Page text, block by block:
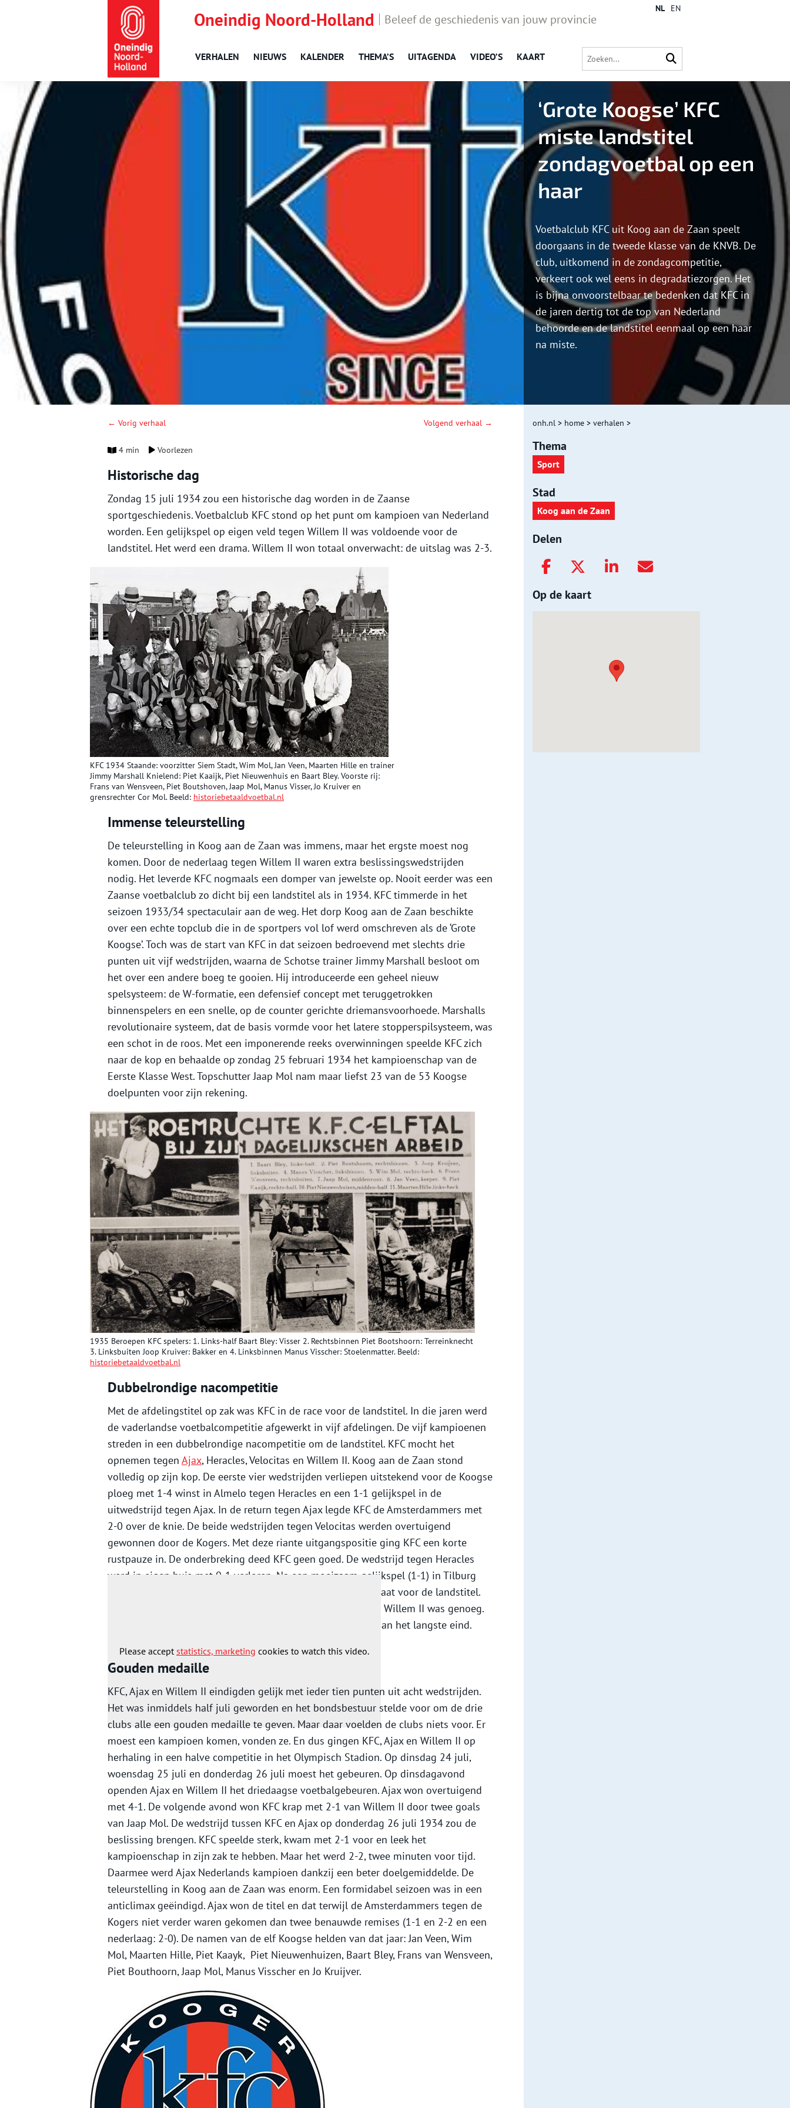
Oneindig Noord-Holland Beleef de geschiedenis van jouw provincie
VERHALEN NIEUWS KALENDER THEMA’S UITAGENDA VIDEO’S KAART
NL EN
‘Grote Koogse’ KFC
miste landstitel
zondagvoetbal op een
haar
Voetbalclub KFC uit Koog aan de Zaan speelt
doorgaans in de tweede klasse van de KNVB. De
club, uitkomend in de zondagcompetitie,
verkeert ook wel eens in degradatiezorgen. Het
is bijna onvoorstelbaar te bedenken dat KFC in
de jaren dertig tot de top van Nederland
behoorde en de landstitel eenmaal op een haar
na miste.
← Vorig verhaal Volgend verhaal →
4 min Voorlezen
Historische dag
Zondag 15 juli 1934 zou een historische dag worden in de Zaanse
sportgeschiedenis. Voetbalclub KFC stond op het punt om kampioen van Nederland
worden. Een gelijkspel op eigen veld tegen Willem II was voldoende voor de
landstitel. Het werd een drama. Willem II won totaal onverwacht: de uitslag was 2-3.
KFC 1934 Staande: voorzitter Siem Stadt, Wim Mol, Jan Veen, Maarten Hille en trainer
Jimmy Marshall Knielend: Piet Kaaijk, Piet Nieuwenhuis en Baart Bley. Voorste rij:
Frans van Wensveen, Piet Boutshoven, Jaap Mol, Manus Visser, Jo Kruiver en
grensrechter Cor Mol. Beeld: historiebetaaldvoetbal.nl
Immense teleurstelling
De teleurstelling in Koog aan de Zaan was immens, maar het ergste moest nog
komen. Door de nederlaag tegen Willem II waren extra beslissingswedstrijden
nodig. Het leverde KFC nogmaals een domper van jewelste op. Nooit eerder was een
Zaanse voetbalclub zo dicht bij een landstitel als in 1934. KFC timmerde in het
seizoen 1933/34 spectaculair aan de weg. Het dorp Koog aan de Zaan beschikte
over een echte topclub die in de sportpers vol lof werd omschreven als de ‘Grote
Koogse’. Toch was de start van KFC in dat seizoen bedroevend met slechts drie
punten uit vijf wedstrijden, waarna de Schotse trainer Jimmy Marshall besloot om
het over een andere boeg te gooien. Hij introduceerde een geheel nieuw
spelsysteem: de W-formatie, een defensief concept met teruggetrokken
binnenspelers en een snelle, op de counter gerichte driemansvoorhoede. Marshalls
revolutionaire systeem, dat de basis vormde voor het latere stopperspilsysteem, was
een schot in de roos. Met een imponerende reeks overwinningen speelde KFC zich
naar de kop en behaalde op zondag 25 februari 1934 het kampioenschap van de
Eerste Klasse West. Topschutter Jaap Mol nam maar liefst 23 van de 53 Koogse
doelpunten voor zijn rekening.
1935 Beroepen KFC spelers: 1. Links-half Baart Bley: Visser 2. Rechtsbinnen Piet Bootshoorn: Terreinknecht
3. Linksbuiten Joop Kruiver: Bakker en 4. Linksbinnen Manus Visscher: Stoelenmatter. Beeld:
historiebetaaldvoetbal.nl
Dubbelrondige nacompetitie
Met de afdelingstitel op zak was KFC in de race voor de landstitel. In die jaren werd
de vaderlandse voetbalcompetitie afgewerkt in vijf afdelingen. De vijf kampioenen
streden in een dubbelrondige nacompetitie om de landstitel. KFC mocht het
opnemen tegen Ajax, Heracles, Velocitas en Willem II. Koog aan de Zaan stond
volledig op zijn kop. De eerste vier wedstrijden verliepen uitstekend voor de Koogse
ploeg met 1-4 winst in Almelo tegen Heracles en een 1-1 gelijkspel in de
uitwedstrijd tegen Ajax. In de return tegen Ajax legde KFC de Amsterdammers met
2-0 over de knie. De beide wedstrijden tegen Velocitas werden overtuigend
gewonnen door de Kogers. Met deze riante uitgangspositie ging KFC een korte
rustpauze in. De onderbreking deed KFC geen goed. De wedstrijd tegen Heracles
werd in eigen huis met 0-1 verloren. Na een moeizaam gelijkspel (1-1) in Tilburg
tegen Willem II was KFC nog steeds de belangrijkste kandidaat voor de landstitel.
Een gelijkspel op eigen terrein in de laatste wedstrijd tegen Willem II was genoeg.
In een zinderende wedstrijd trokken de Tilburgers met 2-3 aan het langste eind.
Please acceptstatistics, marketing cookies to watch this video.
Gouden medaille
KFC, Ajax en Willem II eindigden gelijk met ieder tien punten uit acht wedstrijden.
Het was inmiddels half juli geworden en het bondsbestuur stelde voor om de drie
clubs alle een gouden medaille te geven. Maar daar voelden de clubs niets voor. Er
moest een kampioen komen, vonden ze. En dus gingen KFC, Ajax en Willem II op
herhaling in een halve competitie in het Olympisch Stadion. Op dinsdag 24 juli,
woensdag 25 juli en donderdag 26 juli moest het gebeuren. Op dinsdagavond
openden Ajax en Willem II het driedaagse voetbalgebeuren. Ajax won overtuigend
met 4-1. De volgende avond won KFC krap met 2-1 van Willem II door twee goals
van Jaap Mol. De wedstrijd tussen KFC en Ajax op donderdag 26 juli 1934 zou de
beslissing brengen. KFC speelde sterk, kwam met 2-1 voor en leek het
kampioenschap in zijn zak te hebben. Maar het werd 2-2, twee minuten voor tijd.
Daarmee werd Ajax Nederlands kampioen dankzij een beter doelgemiddelde. De
teleurstelling in Koog aan de Zaan was enorm. Een formidabel seizoen was in een
anticlimax geëindigd. Ajax won de titel en dat terwijl de Amsterdammers tegen de
Kogers niet verder waren gekomen dan twee benauwde remises (1-1 en 2-2 en een
nederlaag: 2-0). De namen van de elf Koogse helden van dat jaar: Jan Veen, Wim
Mol, Maarten Hille, Piet Kaayk, Piet Nieuwenhuizen, Baart Bley, Frans van Wensveen,
Piet Bouthoorn, Jaap Mol, Manus Visscher en Jo Kruijver.
onh.nl > home > verhalen >
Thema
Sport
Stad
Koog aan de Zaan
Delen
Op de kaart